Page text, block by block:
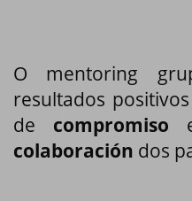
O mentoring
resultados
de compromiso
colaboración dos